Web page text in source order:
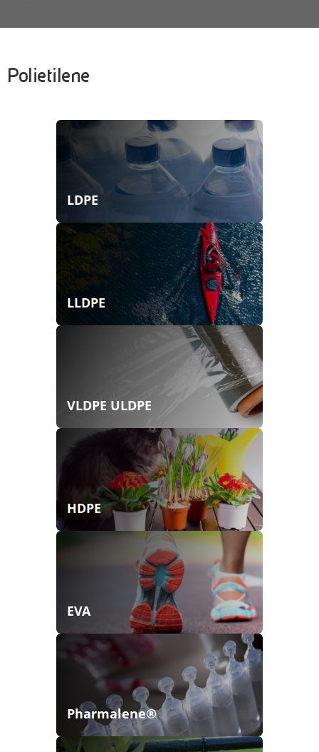
Polietilene
LDPE
LLDPE
VLDPE ULDPE
HDPE
EVA
Pharmalene®